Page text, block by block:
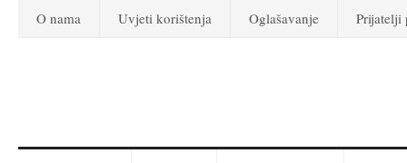
O nama Uvjeti korištenja Oglašavanje Prijatelji